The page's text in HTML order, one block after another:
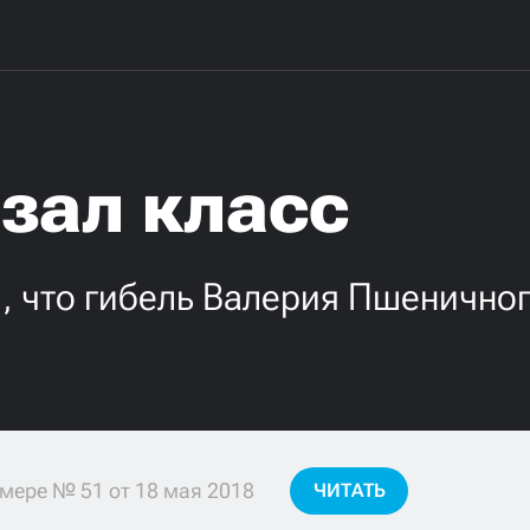
класс
что гибель Валерия
№ 51 от 18 мая 2018 ЧИТАТЬ